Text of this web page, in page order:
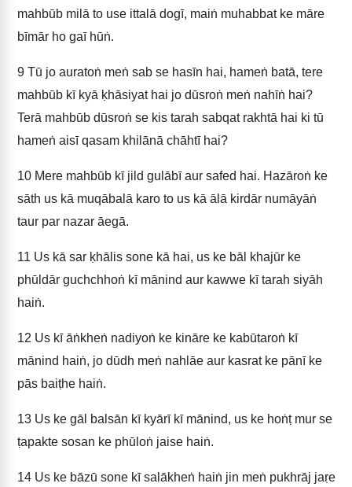
mahbūb milā to use ittalā dogī, maiṅ muhabbat ke māre
bīmār ho gaī hūṅ.
9 Tū jo auratoṅ meṅ sab se hasīn hai, hameṅ batā, tere
mahbūb kī kyā ḳhāsiyat hai jo dūsroṅ meṅ nahīṅ hai?
Terā mahbūb dūsroṅ se kis tarah sabqat rakhtā hai ki tū
hameṅ aisī qasam khilānā chāhtī hai?
10 Mere mahbūb kī jild gulābī aur safed hai. Hazāroṅ ke
sāth us kā muqābalā karo to us kā ālā kirdār numāyāṅ
taur par nazar āegā.
11 Us kā sar ḳhālis sone kā hai, us ke bāl khajūr ke
phūldār guchchhoṅ kī mānind aur kawwe kī tarah siyāh
haiṅ.
12 Us kī āṅkheṅ nadiyoṅ ke kināre ke kabūtaroṅ kī
mānind haiṅ, jo dūdh meṅ nahlāe aur kasrat ke pānī ke
pās baiṭhe haiṅ.
13 Us ke gāl balsān kī kyārī kī mānind, us ke hoṅṭ mur se
ṭapakte sosan ke phūloṅ jaise haiṅ.
14 Us ke bāzū sone kī salākheṅ haiṅ jin meṅ pukhrāj jaṛe